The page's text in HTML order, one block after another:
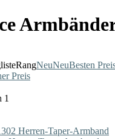
RangNeuNeuBesten
Preis
1